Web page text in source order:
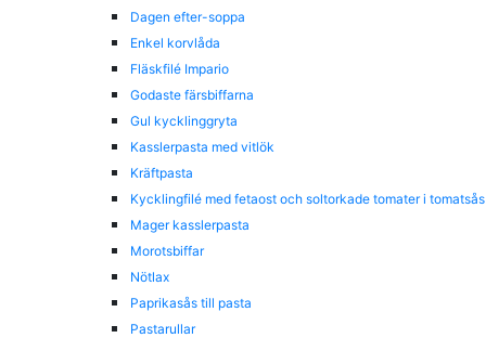
Dagen efter-soppa
Enkel korvlåda
Fläskfilé Impario
Godaste färsbiffarna
Gul kycklinggryta
Kasslerpasta med vitlök
Kräftpasta
Kycklingfilé med fetaost och soltorkade tomater i tomatsås
Mager kasslerpasta
Morotsbiffar
Nötlax
Paprikasås till pasta
Pastarullar